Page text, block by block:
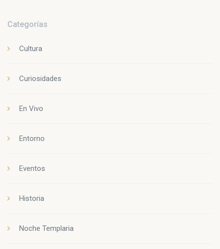
Categorías
Cultura
Curiosidades
En Vivo
Entorno
Eventos
Historia
Noche Templaria